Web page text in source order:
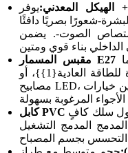
المعدني:يوفر
شعورًا بصريًا دافئًا
الصوت-. يضمن
يصل إلى 40 وات من المصابيح الموفرة للطاقة العادية{1}}، أو
مصابيح LED، أو المصابيح الذكية، مما يمنح المستخدمين خيارات
سلك كافٍ
المدمج التشغيل